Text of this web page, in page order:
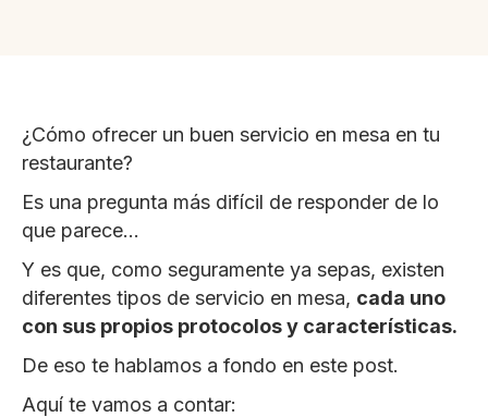
¿Cómo ofrecer un buen servicio en mesa en tu
restaurante?
Es una pregunta más difícil de responder de lo
que parece…
Y es que, como seguramente ya sepas, existen
diferentes tipos de servicio en mesa, cada uno
con sus propios protocolos y características.
De eso te hablamos a fondo en este post.
Aquí te vamos a contar: